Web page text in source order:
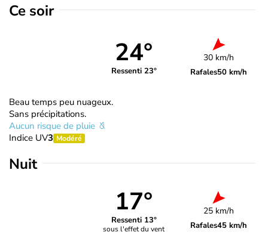
Ce soir
24°
Ressenti 23°
30 km/h
Rafales50 km/h
Beau temps peu nuageux.
Sans précipitations.
Aucun risque de pluie
Indice UV3 Modéré
Nuit
17°
Ressenti 13°
sous l'effet du vent
25 km/h
Rafales45 km/h